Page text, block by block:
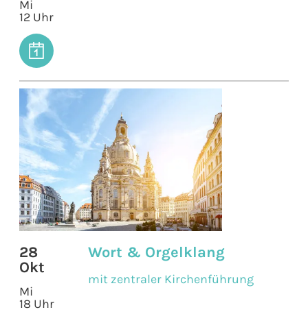
Mi
12 Uhr
28
Okt
Mi
18 Uhr
Wort & Orgelklang
mit zentraler Kirchenführung